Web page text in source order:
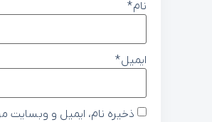
نام*
ایمیل*
ذخیره نام، ایمیل و وبسایت